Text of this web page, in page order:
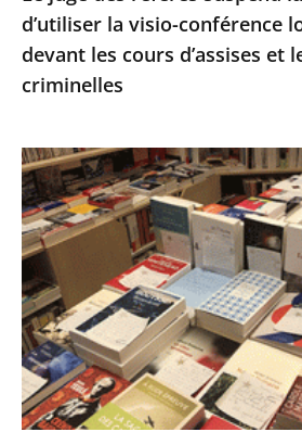
audiences
devant
les
d’assises
et
les
cours
criminelles
d’utiliser la visio-conférence
devant les cours d’assises et
criminelles
Fermeture
des
librairies,
Décision
en
référé
du
13
novembre